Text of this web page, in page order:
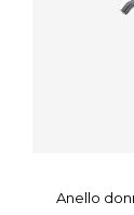
anello donna in acciaio con sole girevole